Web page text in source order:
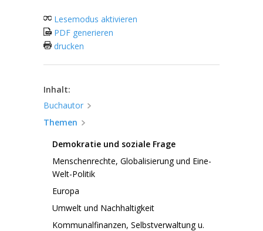
Lesemodus aktivieren
PDF generieren
drucken
Inhalt:
Buchautor
Themen
Demokratie und soziale Frage
Menschenrechte, Globalisierung und Eine-
Welt-Politik
Europa
Umwelt und Nachhaltigkeit
Kommunalfinanzen, Selbstverwaltung u.